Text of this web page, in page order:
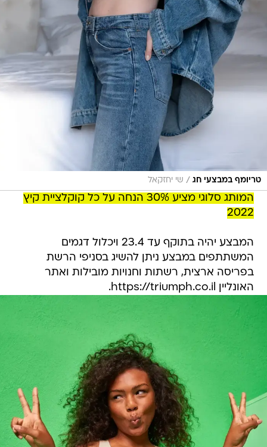
טריומף במבצעי חג / שי יחזקאל
המותג סלוגי מציע 30% הנחה על כל קוקלציית קיץ
2022
המבצע יהיה בתוקף עד 23.4 ויכלול דגמים
המשתתפים במבצע ניתן להשיג בסניפי הרשת
בפריסה ארצית, רשתות וחנויות מובילות ואתר
האונליין https://triumph.co.il.